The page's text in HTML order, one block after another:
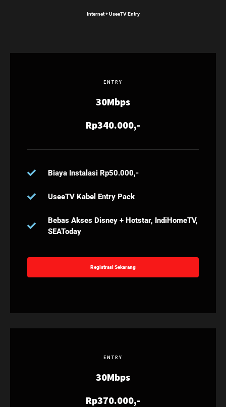
Internet + UseeTV Entry
ENTRY
30Mbps
Rp340.000,-
Biaya Instalasi Rp50.000,-
UseeTV Kabel Entry Pack
Bebas Akses Disney + Hotstar, IndiHomeTV,
SEAToday
Registrasi Sekarang
ENTRY
30Mbps
Rp370.000,-